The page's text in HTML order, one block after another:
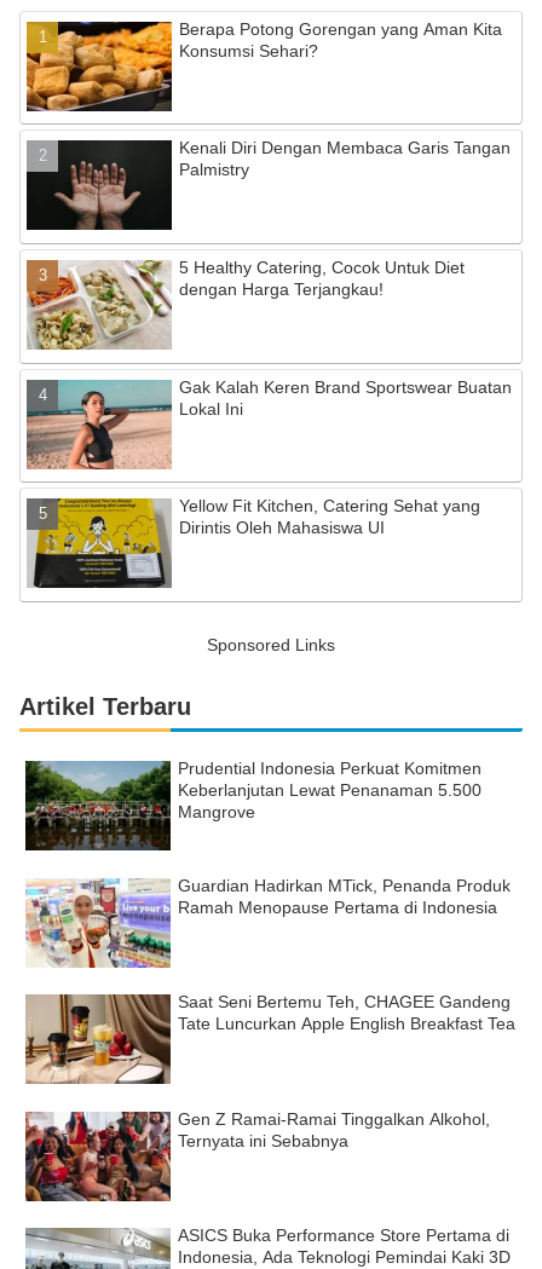
Berapa Potong Gorengan yang Aman Kita
Konsumsi Sehari?
Kenali Diri Dengan Membaca Garis Tangan
Palmistry
5 Healthy Catering, Cocok Untuk Diet
dengan Harga Terjangkau!
Gak Kalah Keren Brand Sportswear Buatan
Lokal Ini
Yellow Fit Kitchen, Catering Sehat yang
Dirintis Oleh Mahasiswa UI
Sponsored Links
Artikel Terbaru
Prudential Indonesia Perkuat Komitmen
Keberlanjutan Lewat Penanaman 5.500
Mangrove
Guardian Hadirkan MTick, Penanda Produk
Ramah Menopause Pertama di Indonesia
Saat Seni Bertemu Teh, CHAGEE Gandeng
Tate Luncurkan Apple English Breakfast Tea
Gen Z Ramai-Ramai Tinggalkan Alkohol,
Ternyata ini Sebabnya
ASICS Buka Performance Store Pertama di
Indonesia, Ada Teknologi Pemindai Kaki 3D